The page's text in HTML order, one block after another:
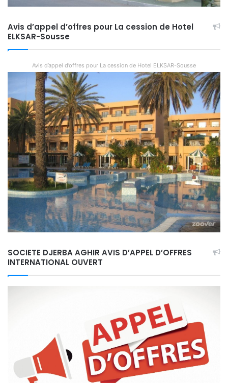
Avis d’appel d’offres pour La cession de Hotel
ELKSAR-Sousse
Avis d’appel d’offres pour La cession de Hotel ELKSAR-Sousse
SOCIETE DJERBA AGHIR AVIS D’APPEL D’OFFRES
INTERNATIONAL OUVERT